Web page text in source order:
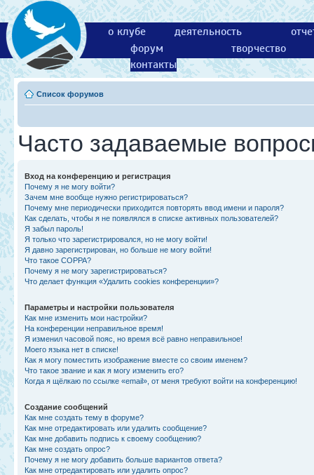
о клубе деятельность
форум
творчество
контакты
Список форумов
Часто задаваемые
Вход на конференцию и регистрация
Почему я не могу войти?
Зачем мне вообще нужно регистрироваться?
Почему мне периодически приходится повторять ввод имени и пароля?
Как сделать, чтобы я не появлялся в списке активных пользователей?
Я забыл пароль!
Я только что зарегистрировался, но не могу войти!
Я давно зарегистрирован, но больше не могу войти!
Что такое COPPA?
Почему я не могу зарегистрироваться?
Что делает функция «Удалить cookies конференции»?
Параметры и настройки пользователя
Как мне изменить мои настройки?
На конференции неправильное время!
Я изменил часовой пояс, но время всё равно неправильное!
Моего языка нет в списке!
Как я могу поместить изображение вместе со своим именем?
Что такое звание и как я могу изменить его?
Когда я щёлкаю по ссылке «email», от меня требуют войти на конференцию!
Создание сообщений
Как мне создать тему в форуме?
Как мне отредактировать или удалить сообщение?
Как мне добавить подпись к своему сообщению?
Как мне создать опрос?
Почему я не могу добавить больше вариантов ответа?
Как мне отредактировать или удалить опрос?